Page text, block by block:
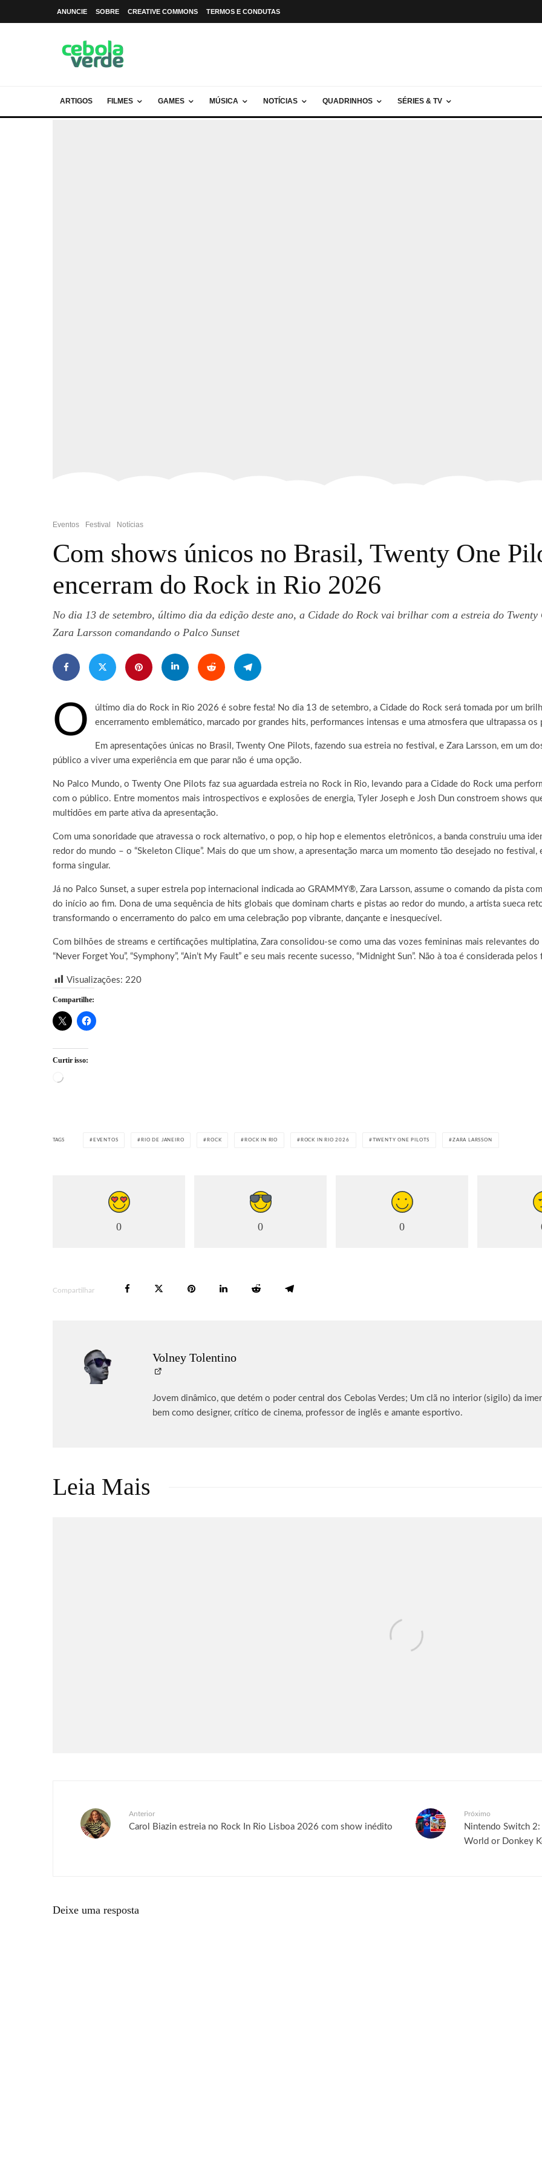
ANUNCIE SOBRE CREATIVE COMMONS TERMOS E CONDUTAS
ARTIGOS FILMES GAMES MÚSICA NOTÍCIAS QUADRINHOS SÉRIES & TV
Eventos Festival Notícias
Com shows únicos no Brasil, Twenty One
encerram do Rock in Rio 2026
No dia 13 de setembro, último dia da edição deste ano, a Cidade do Rock vai brilhar com a estreia do
Zara Larsson comandando o Palco Sunset
O último dia do Rock in Rio 2026 é sobre festa! No dia 13 de setembro, a Cidade do Rock será tomada por um
encerramento emblemático, marcado por grandes hits, performances intensas e uma atmosfera que ultrapassa
Em apresentações únicas no Brasil, Twenty One Pilots, fazendo sua estreia no festival, e Zara Larsson, em um
público a viver uma experiência em que parar não é uma opção.
No Palco Mundo, o Twenty One Pilots faz sua aguardada estreia no Rock in Rio, levando para a Cidade do Rock uma
com o público. Entre momentos mais introspectivos e explosões de energia, Tyler Joseph e Josh Dun constroem shows
multidões em parte ativa da apresentação.
Com uma sonoridade que atravessa o rock alternativo, o pop, o hip hop e elementos eletrônicos, a banda construiu uma
redor do mundo – o “Skeleton Clique”. Mais do que um show, a apresentação marca um momento tão desejado no
forma singular.
Já no Palco Sunset, a super estrela pop internacional indicada ao GRAMMY®, Zara Larsson, assume o comando da pista
do início ao fim. Dona de uma sequência de hits globais que dominam charts e pistas ao redor do mundo, a artista sueca
transformando o encerramento do palco em uma celebração pop vibrante, dançante e inesquecível.
Com bilhões de streams e certificações multiplatina, Zara consolidou-se como uma das vozes femininas mais relevantes
“Never Forget You”, “Symphony”, “Ain’t My Fault” e seu mais recente sucesso, “Midnight Sun”. Não à toa é considerada
Visualizações: 220
Compartilhe:
Curtir isso:
Carregando...
TAGS EVENTOS RIO DE JANEIRO ROCK ROCK IN RIO ROCK IN RIO 2026 TWENTY ONE PILOTS ZARA LARSSON
0 0 0
Compartilhar
Volney Tolentino
Jovem dinâmico, que detém o poder central dos Cebolas Verdes; Um clã no interior (sigilo) da
bem como designer, crítico de cinema, professor de inglês e amante esportivo.
Leia Mais
Anterior
Carol Biazin estreia no Rock In Rio Lisboa 2026 com show inédito
Próximo
Nintendo Switch
World or Donkey
Deixe uma resposta